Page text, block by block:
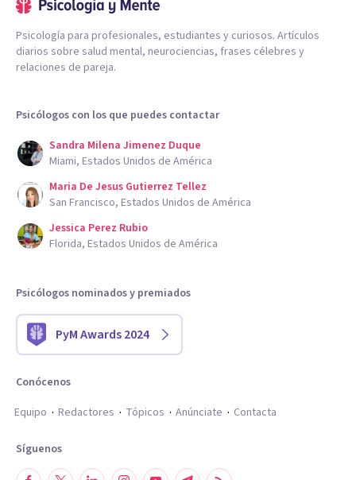
Psicología para profesionales, estudiantes y curiosos. Artículos
diarios sobre salud mental, neurociencias, frases célebres y
relaciones de pareja.
Psicólogos con los que puedes contactar
Sandra Milena Jimenez Duque
Miami, Estados Unidos de América
Maria De Jesus Gutierrez Tellez
San Francisco, Estados Unidos de América
Jessica Perez Rubio
Florida, Estados Unidos de América
Psicólogos nominados y premiados
PyM Awards 2024
Conócenos
Equipo
Redactores Tópicos Anúnciate Contacta
Síguenos